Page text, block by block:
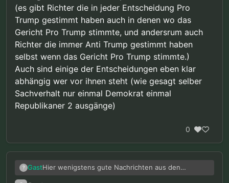
(es gibt Richter die in jeder Entscheidung Pro
Trump gestimmt haben auch in denen wo das
Gericht Pro Trump stimmte, und andersrum auch
Richter die immer Anti Trump gestimmt haben
selbst wenn das Gericht Pro Trump stimmte.)
Auch sind einige der Entscheidungen eben klar
abhängig wer vor ihnen steht (wie gesagt selber
Sachverhalt nur einmal Demokrat einmal
Republikaner 2 ausgänge)
0
? GastHier wenigstens gute Nachrichten aus den
vereinigten Staaten: